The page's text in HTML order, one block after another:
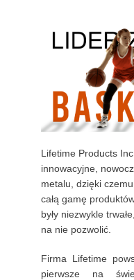
Lifetime Products
innowacyjne,
metalu, dzięki
całą gamę
były niezwykle
na nie pozwolić.
Firma Lifetime
pierwsze na